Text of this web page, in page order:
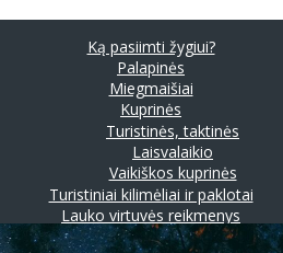
Ką pasiimti žygiui?
Palapinės
Miegmaišiai
Kuprinės
Turistinės, taktinės
Laisvalaikio
Vaikiškos kuprinės
Turistiniai kilimėliai ir paklotai
Lauko virtuvės reikmenys
Prožektoriai ir stovyklavimo lempos